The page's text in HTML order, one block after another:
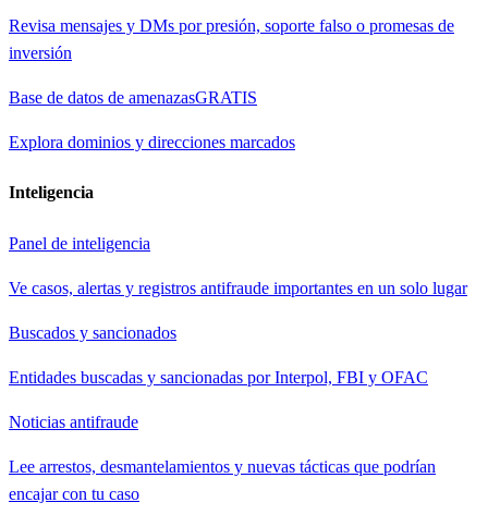
Revisa mensajes y DMs por presión, soporte falso o promesas de
inversión
Base de datos de amenazasGRATIS
Explora dominios y direcciones marcados
Inteligencia
Panel de inteligencia
Ve casos, alertas y registros antifraude importantes en un solo lugar
Buscados y sancionados
Entidades buscadas y sancionadas por Interpol, FBI y OFAC
Noticias antifraude
Lee arrestos, desmantelamientos y nuevas tácticas que podrían
encajar con tu caso